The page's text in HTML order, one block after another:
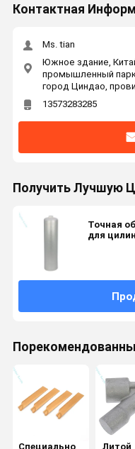
Контактная
Ms. tian
Южное здание,
промышленный парк
город Циндао,
13573283285
Получить Лучшую
Точная
для
Специально Литой